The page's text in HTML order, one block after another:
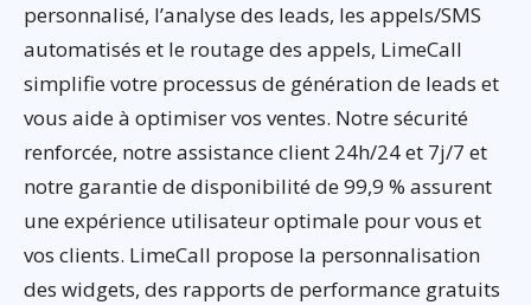
personnalisé, l’analyse des leads, les appels/SMS
automatisés et le routage des appels, LimeCall
simplifie votre processus de génération de leads et
vous aide à optimiser vos ventes. Notre sécurité
renforcée, notre assistance client 24h/24 et 7j/7 et
notre garantie de disponibilité de 99,9 % assurent
une expérience utilisateur optimale pour vous et
vos clients. LimeCall propose la personnalisation
des widgets, des rapports de performance gratuits